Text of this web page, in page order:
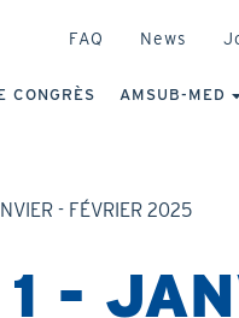
HEADER
FAQ News
CONGRÈS AMSUB-MED
- FÉVRIER 2025
-